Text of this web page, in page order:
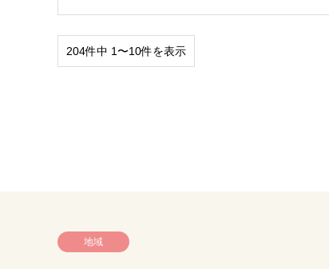
204件中 1〜10件を表示
地域